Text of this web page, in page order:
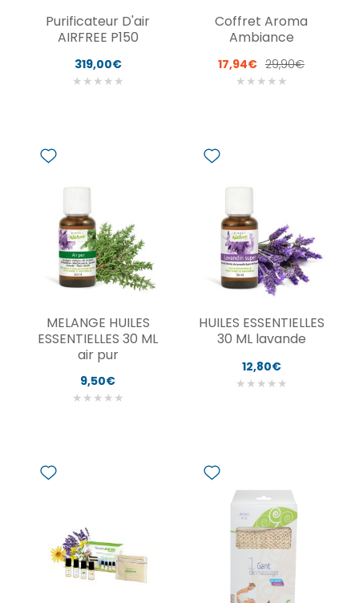
Purificateur D'air
AIRFREE P150
319,00€
★ ★ ★ ★ ★
Coffret Aroma
Ambiance
17,94€ 29,90€
★ ★ ★ ★ ★
MELANGE HUILES
ESSENTIELLES 30 ML
air pur
9,50€
★ ★ ★ ★ ★
HUILES ESSENTIELLES
30 ML lavande
12,80€
★ ★ ★ ★ ★